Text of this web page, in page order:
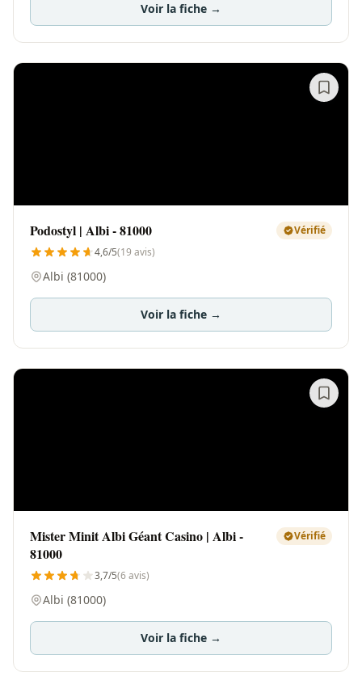
Voir la fiche →
Podostyl | Albi - 81000
Vérifié
4,6/5(19 avis)
Albi (81000)
Voir la fiche →
Mister Minit Albi Géant Casino | Albi -
81000
Vérifié
3,7/5(6 avis)
Albi (81000)
Voir la fiche →